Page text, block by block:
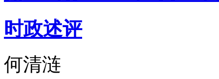
时政述评
何清涟